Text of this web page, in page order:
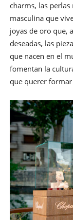
charms, las
masculina que
joyas de oro que,
deseadas, las
que nacen en el
fomentan la
que querer